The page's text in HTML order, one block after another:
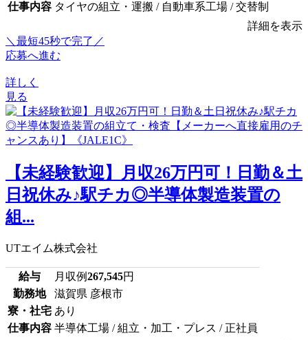
仕事内容 タイヤの組立・運搬 / 自動車系工場 / 交替制
詳細を表示
＼最短45秒で完了／
応募へ進む
詳しく
見る
【未経験歓迎】月収26万円可！日勤＆土
日祝休み♪駅チカ◎半導体製造装置の
組...
UTエイム株式会社
給与 月収例267,545円
勤務地
滋賀県 彦根市
寮・社宅 あり
仕事内容 半導体工場 / 組立・加工・プレス / 正社員